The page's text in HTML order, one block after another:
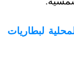
لبطاريات